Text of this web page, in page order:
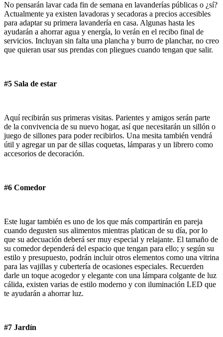
No pensarán lavar cada fin de semana en lavanderías públicas o ¿sí?
Actualmente ya existen lavadoras y secadoras a precios accesibles
para adaptar su primera lavandería en casa. Algunas hasta les
ayudarán a ahorrar agua y energía, lo verán en el recibo final de
servicios. Incluyan sin falta una plancha y burro de planchar, no creo
que quieran usar sus prendas con pliegues cuando tengan que salir.
#5 Sala de estar
Aquí recibirán sus primeras visitas. Parientes y amigos serán parte
de la convivencia de su nuevo hogar, así que necesitarán un sillón o
juego de sillones para poder recibirlos. Una mesita también vendrá
útil y agregar un par de sillas coquetas, lámparas y un librero como
accesorios de decoración.
#6 Comedor
Este lugar también es uno de los que más compartirán en pareja
cuando degusten sus alimentos mientras platican de su día, por lo
que su adecuación deberá ser muy especial y relajante. El tamaño de
su comedor dependerá del espacio que tengan para ello; y según su
estilo y presupuesto, podrán incluir otros elementos como una vitrina
para las vajillas y cubertería de ocasiones especiales. Recuerden
darle un toque acogedor y elegante con una lámpara colgante de luz
cálida, existen varias de estilo moderno y con iluminación LED que
te ayudarán a ahorrar luz.
#7 Jardín